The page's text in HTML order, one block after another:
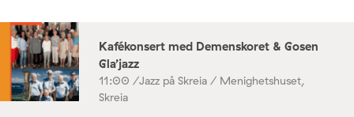
Kafékonsert med Demenskoret & Gosen
Gla’jazz
11:00 /Jazz på Skreia / Menighetshuset,
Skreia